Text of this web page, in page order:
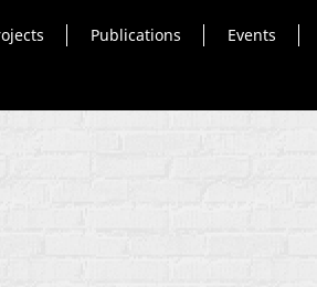
Publications Events